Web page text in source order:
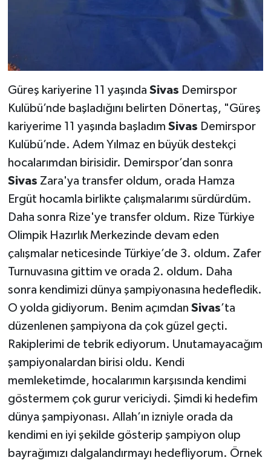
Güreş kariyerine 11 yaşında Sivas Demirspor
Kulübü’nde başladığını belirten Dönertaş, "Güreş
kariyerime 11 yaşında başladım Sivas Demirspor
Kulübü’nde. Adem Yılmaz en büyük destekçi
hocalarımdan birisidir. Demirspor’dan sonra
Sivas Zara'ya transfer oldum, orada Hamza
Ergüt hocamla birlikte çalışmalarımı sürdürdüm.
Daha sonra Rize'ye transfer oldum. Rize Türkiye
Olimpik Hazırlık Merkezinde devam eden
çalışmalar neticesinde Türkiye’de 3. oldum. Zafer
Turnuvasına gittim ve orada 2. oldum. Daha
sonra kendimizi dünya şampiyonasına hedefledik.
O yolda gidiyorum. Benim açımdan Sivas’ta
düzenlenen şampiyona da çok güzel geçti.
Rakiplerimi de tebrik ediyorum. Unutamayacağım
şampiyonalardan birisi oldu. Kendi
memleketimde, hocalarımın karşısında kendimi
göstermem çok gurur vericiydi. Şimdi ki hedefim
dünya şampiyonası. Allah’ın izniyle orada da
kendimi en iyi şekilde gösterip şampiyon olup
bayrağımızı dalgalandırmayı hedefliyorum. Örnek